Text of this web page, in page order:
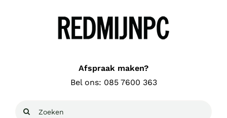
Afspraak maken?
Bel ons: 085 7600 363
Zoeken